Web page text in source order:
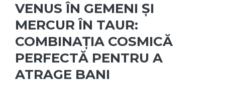
VENUS ÎN GEMENI ȘI
MERCUR ÎN TAUR:
COMBINAȚIA COSMICĂ
PERFECTĂ PENTRU A
ATRAGE BANI